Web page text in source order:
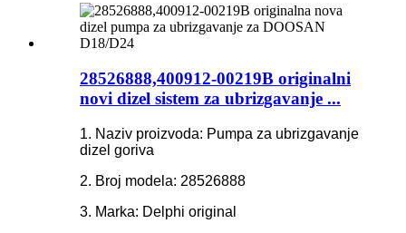
28526888,400912-00219B originalni
novi dizel sistem za ubrizgavanje ...
1. Naziv proizvoda: Pumpa za ubrizgavanje
dizel goriva
2. Broj modela: 28526888
3. Marka: Delphi original